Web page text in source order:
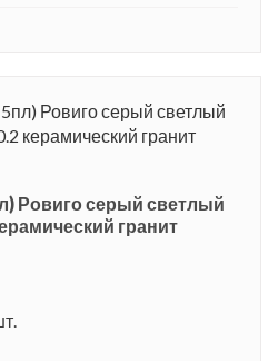
веках.
Ровиго серый светлый
гранит